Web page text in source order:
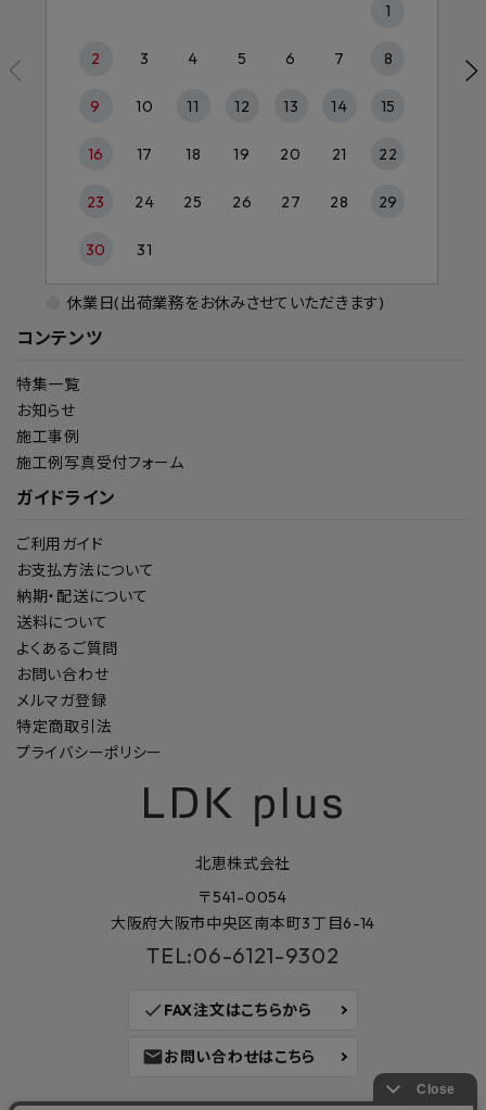
コンテンツ
特集一覧
お知らせ
施工事例
施工例写真受付フォーム
ガイドライン
ご利用ガイド
お支払方法について
納期・配送について
送料について
よくあるご質問
お問い合わせ
メルマガ登録
特定商取引法
プライバシーポリシー
1
2 3 4 5 6 7 8
9 10 11 12 13 14 15
16 17 18 19 20 21 22
23 24 25 26 27 28 29
30 31
休業日(出荷業務をお休みさせていただきます)
北恵株式会社
〒541-0054
大阪府大阪市中央区南本町3丁目6-14
TEL:06-6121-9302
check FAX注文はこちらから
mailお問い合わせはこちら